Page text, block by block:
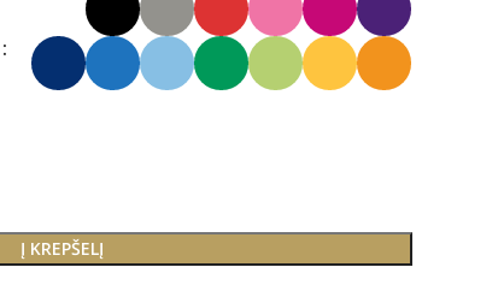
Į KREPŠELĮ